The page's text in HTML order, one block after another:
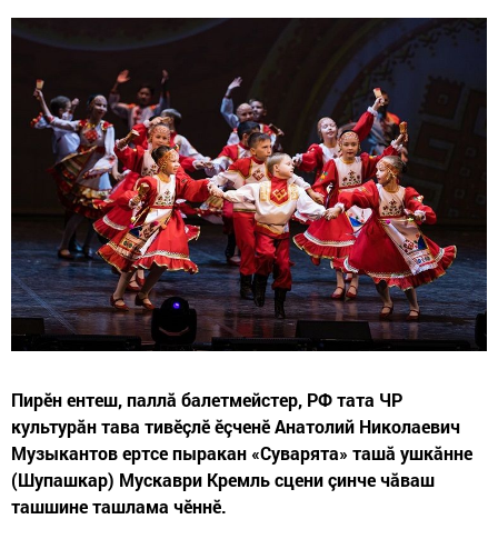
Пирӗн ентеш, паллă балетмейстер, РФ тата ЧР
культурăн тава тивӗçлӗ ӗçченӗ Анатолий Николаевич
Музыкантов ертсе пыракан «Суварята» ташă ушкăнне
(Шупашкар) Мускаври Кремль сцени çинче чăваш
ташшине ташлама чӗннӗ.